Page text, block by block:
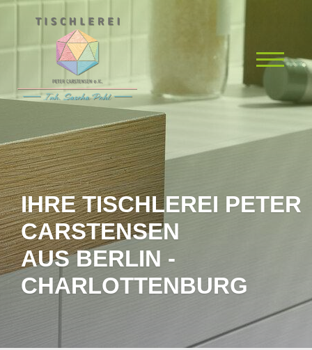
IHRE TISCHLEREI PETER
CARSTENSEN
AUS BERLIN -
CHARLOTTENBURG